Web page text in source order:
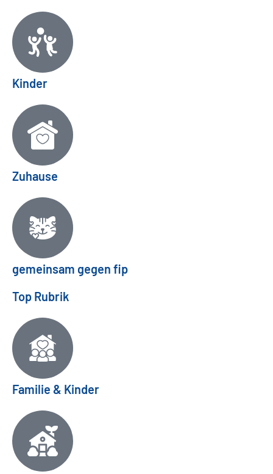
Kinder
Zuhause
gemeinsam gegen fip
Top Rubrik
Familie & Kinder